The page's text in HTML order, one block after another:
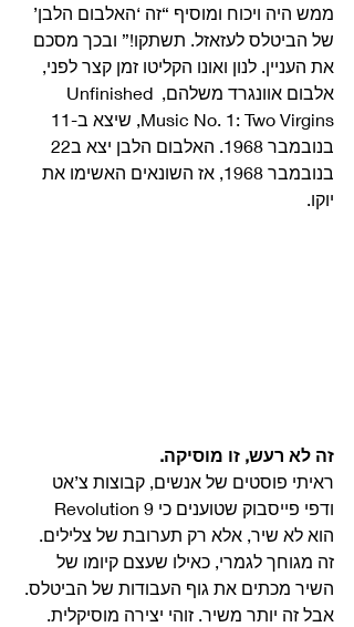
ממש היה ויכוח ומוסיף “זה ‘האלבום הלבן’
של הביטלס לעזאזל. תשתקו!” ובכך מסכם
את העניין. לנון ואונו הקליטו זמן קצר לפני,
אלבום אוונגרד משלהם, Unfinished
בנובמבר 1968, אז השונאים האשימו את
יוקו.
זה לא רעש, זו מוסיקה.
ראיתי פוסטים של אנשים, קבוצות צ’אט
הוא לא שיר, אלא רק תערובת של צלילים.
זה מגוחך לגמרי, כאילו שעצם קיומו של
השיר מכתים את גוף העבודות של הביטלס.
אבל זה יותר משיר. זוהי יצירה מוסיקלית.